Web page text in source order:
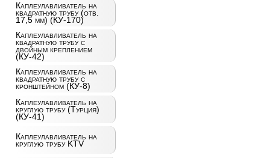
Каплеулавливатель на
квадратную трубу (отв.
17,5 мм) (КУ-170)
Каплеулавливатель на
квадратную трубу с
двойным креплением
(КУ-42)
Каплеулавливатель на
квадратную трубу с
кронштейном (КУ-8)
Каплеулавливатель на
круглую трубу (Турция)
(КУ-41)
Каплеулавливатель на
круглую трубу KTV